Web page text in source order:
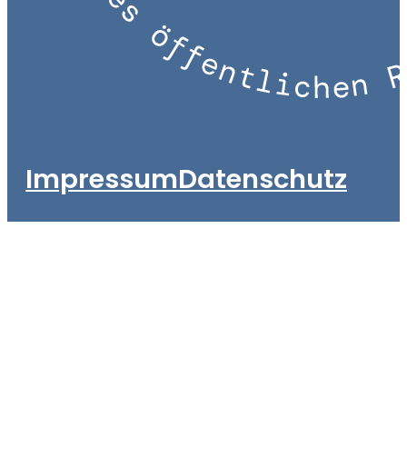
ImpressumDatenschutz